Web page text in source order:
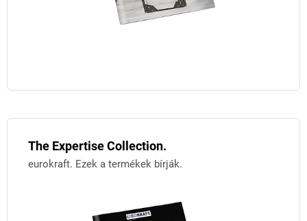
The Expertise Collection.
eurokraft. Ezek a termékek bírják.